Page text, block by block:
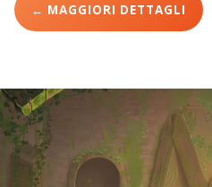
← MAGGIORI DETTAGLI